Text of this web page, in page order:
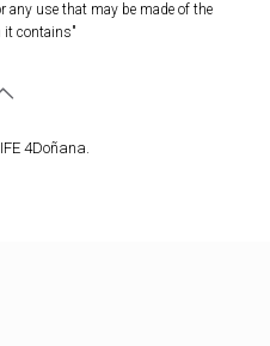
any use that may be made of the
it contains"
4Doñana.